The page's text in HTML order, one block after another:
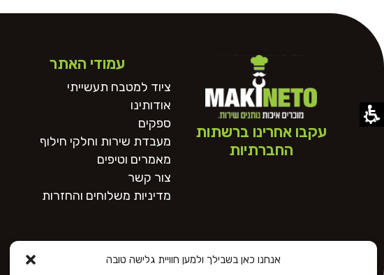
אנחנו כאן בשבילך ולמען חוויית גלישה טובה
עקבו אחרינו ברשתות
החברתיות
עמודי האתר
ציוד למטבח תעשייתי
אודותינו
ספקים
מעבדת שירות וחלקי חילוף
מאמרים וטיפים
צור קשר
מדיניות משלוחים והחזרות